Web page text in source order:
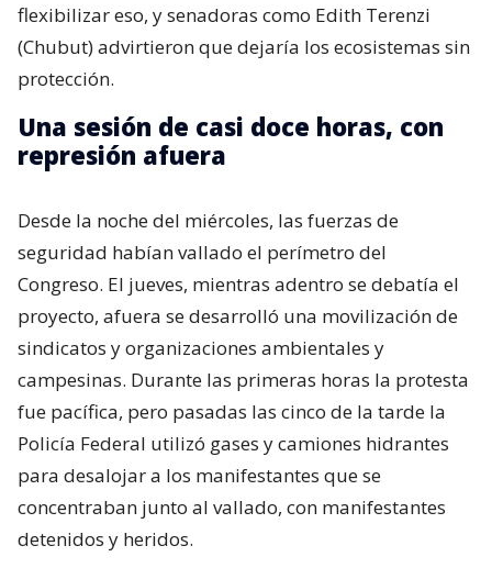
flexibilizar eso, y senadoras como Edith Terenzi
(Chubut) advirtieron que dejaría los ecosistemas sin
protección.
Una sesión de casi doce horas, con
represión afuera
Desde la noche del miércoles, las fuerzas de
seguridad habían vallado el perímetro del
Congreso. El jueves, mientras adentro se debatía el
proyecto, afuera se desarrolló una movilización de
sindicatos y organizaciones ambientales y
campesinas. Durante las primeras horas la protesta
fue pacífica, pero pasadas las cinco de la tarde la
Policía Federal utilizó gases y camiones hidrantes
para desalojar a los manifestantes que se
concentraban junto al vallado, con manifestantes
detenidos y heridos.